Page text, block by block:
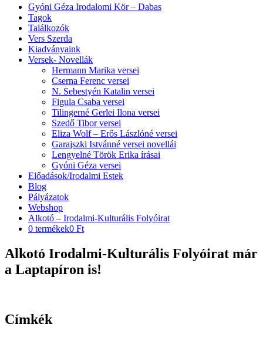
Gyóni Géza Irodalomi Kör – Dabas
Tagok
Találkozók
Vers Szerda
Kiadványaink
Versek- Novellák
Hermann Marika versei
Cserna Ferenc versei
N. Sebestyén Katalin versei
Figula Csaba versei
Tilingerné Gerlei Ilona versei
Szedő Tibor versei
Eliza Wolf – Erős Lászlóné versei
Garajszki Istvánné versei novellái
Lengyelné Török Erika írásai
Gyóni Géza versei
Előadások/Irodalmi Estek
Blog
Pályázatok
Webshop
Alkotó – Irodalmi-Kulturális Folyóirat
0 termékek0 Ft
Alkotó Irodalmi-Kulturális Folyóirat már
a Laptapíron is!
Címkék